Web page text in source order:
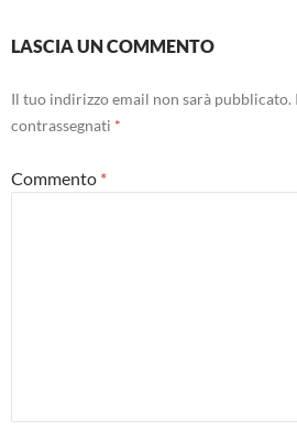
LASCIA UN COMMENTO
Il tuo indirizzo email non sarà pubblicato.
contrassegnati *
Commento *